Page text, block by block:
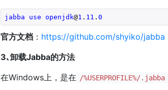
jabba use openjdk@1 . 11 . 0
官方文档 ： https://github.com/shyiko/jabba
3､卸载Jabba的方法
在Windows上，是在 /%USERPROFILE%/.jabba